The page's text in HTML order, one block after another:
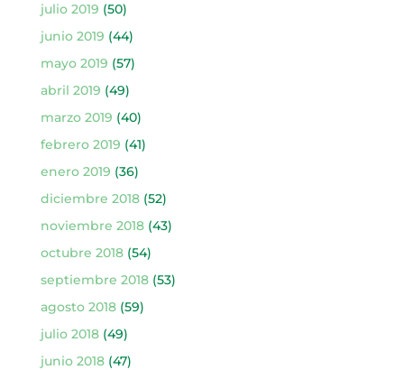
julio 2019 (50)
junio 2019 (44)
mayo 2019 (57)
abril 2019 (49)
marzo 2019 (40)
febrero 2019 (41)
enero 2019 (36)
diciembre 2018(52)
noviembre 2018(43)
octubre 2018(54)
septiembre 2018(53)
agosto 2018(59)
julio 2018(49)
junio 2018(47)